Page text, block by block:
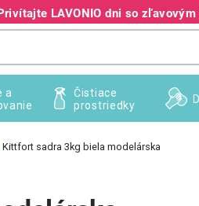
LAVONIO dni so zľavovým
a
Čistiace
prostriedky
Kittfort sadra 3kg biela modelárska